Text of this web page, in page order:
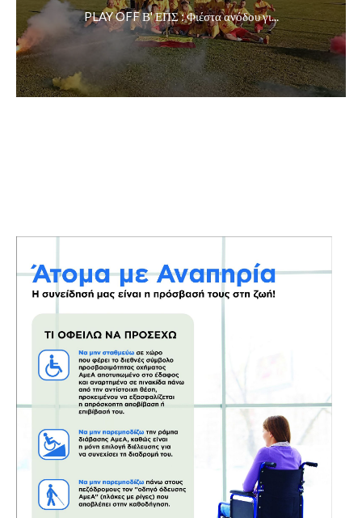
PLAY OFF Β' ΕΠΣ : Φιέστα ανόδου γι...